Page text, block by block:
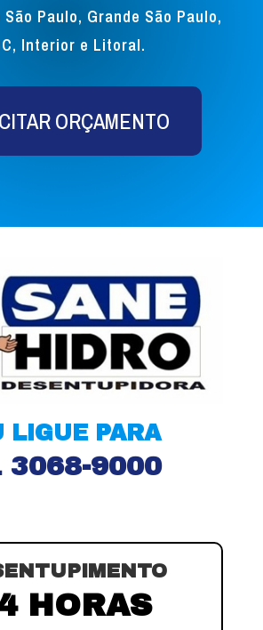
Paulo, Grande São Paulo,
Interior e Litoral.
ORÇAMENTO
LIGUE PARA
3068-9000
HORAS